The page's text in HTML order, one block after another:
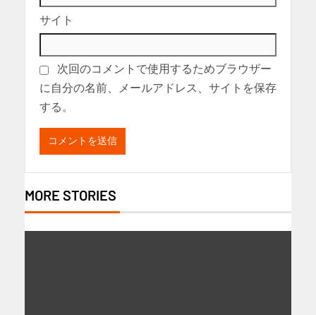
サイト
次回のコメントで使用するためブラウザー
に自分の名前、メールアドレス、サイトを保存
する。
MORE STORIES